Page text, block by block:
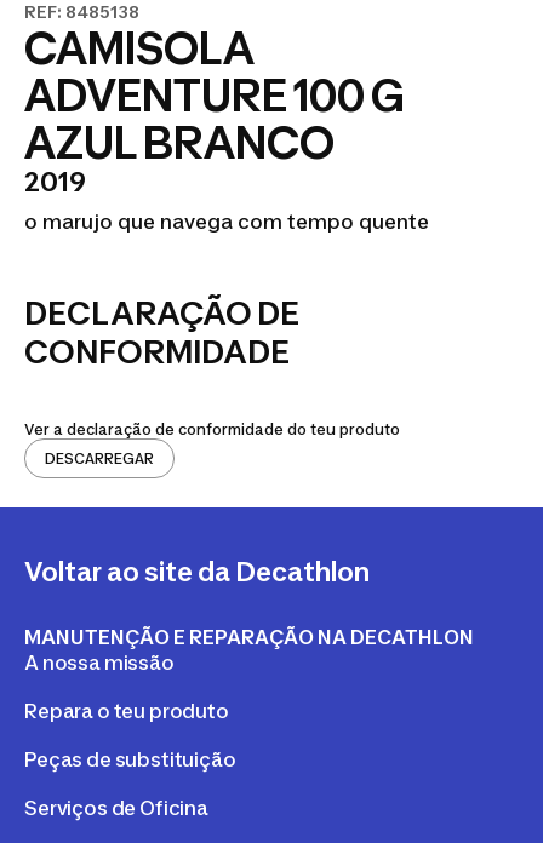
REF: 8485138
CAMISOLA
ADVENTURE 100 G
AZUL BRANCO
2019
o marujo que navega com tempo quente
DECLARAÇÃO DE
CONFORMIDADE
Ver a declaração de conformidade do teu produto
DESCARREGAR
Voltar ao site da Decathlon
MANUTENÇÃO E REPARAÇÃO NA DECATHLON
A nossa missão
Repara o teu produto
Peças de substituição
Serviços de Oficina